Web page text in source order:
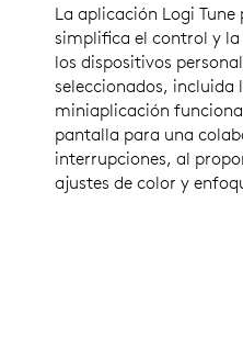
La aplicación Logi
simplifica el control y
los dispositivos
seleccionados, incluida
miniaplicación
pantalla para una
interrupciones, al
ajustes de color y